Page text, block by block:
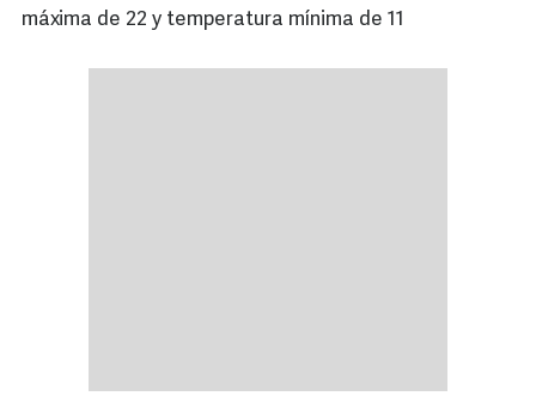
máxima de 22 y temperatura mínima de 11